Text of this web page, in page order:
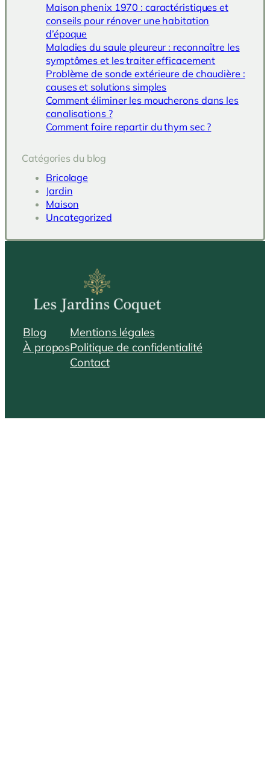
Maison phenix 1970 : caractéristiques et
conseils pour rénover une habitation
d’époque
Maladies du saule pleureur : reconnaître les
symptômes et les traiter efficacement
Problème de sonde extérieure de chaudière :
causes et solutions simples
Comment éliminer les moucherons dans les
canalisations ?
Comment faire repartir du thym sec ?
Catégories du blog
Bricolage
Jardin
Maison
Uncategorized
Blog
À propos
Mentions légales
Politique de confidentialité
Contact